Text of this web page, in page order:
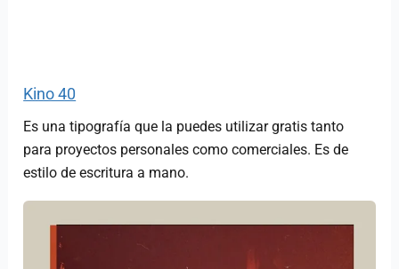
Kino 40
Es una tipografía que la puedes utilizar gratis tanto
para proyectos personales como comerciales. Es de
estilo de escritura a mano.